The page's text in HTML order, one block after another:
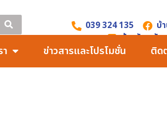
039 324 135
บ้
บ้านวัสดุ จัน
ข่าวสารและโปรโมชั่น ติด